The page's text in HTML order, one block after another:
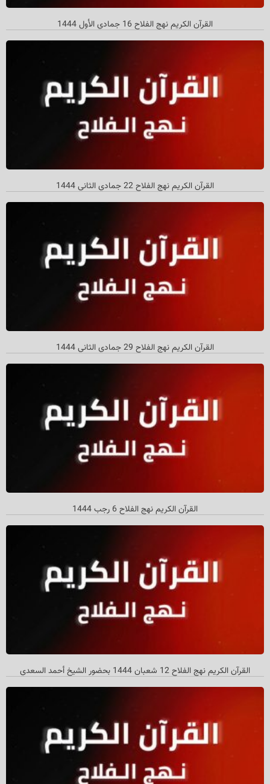
القرآن الکریم نهج الفلاح 16 جمادي الأول 1444
القرآن الکریم نهج الفلاح 22 جمادي‌ الثاني 1444
القرآن الکریم نهج الفلاح 29 جمادي الثاني 1444
القرآن الکریم نهج الفلاح 6 رجب 1444
القرآن الكريم نهج الفلاح 12 شعبان 1444 بحضور الشيخ أحمد السعدي